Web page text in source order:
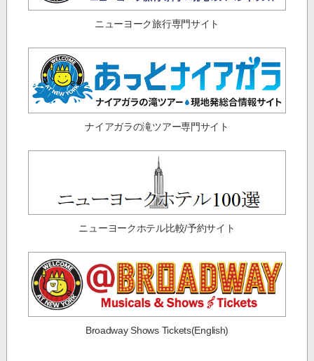
ニューヨーク旅行専門サイト
ナイアガラの滝ツアー専門サイト
ニューヨークホテル比較/予約サイト
Broadway Shows Tickets(English)